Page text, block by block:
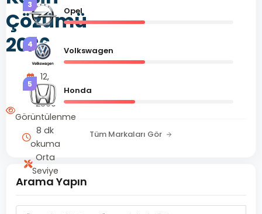
Çözümü
2026
Ekim
12,
2025
2860
Görüntülenme
8 dk
okuma
Orta
Seviye
3
Opel
4
Volkswagen
5
Honda
Tüm Markaları Gör
Arama Yapın